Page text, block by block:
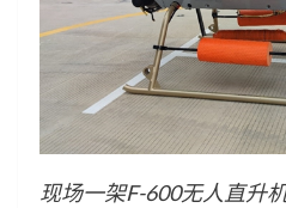
现场一架F-600无人直升